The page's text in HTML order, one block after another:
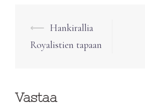
Post
navigation
⟵ Hankirallia
Royalistien tapaan
Vastaa